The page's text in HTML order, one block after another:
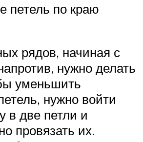
петель по краю
рядов, начиная с
нужно делать
уменьшить
нужно войти
в две петли и
провязать их.